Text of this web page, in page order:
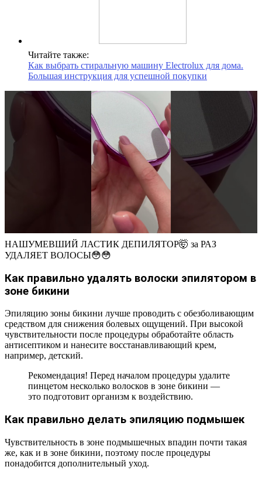
Читайте также:
Как выбрать стиральную машину Electrolux для дома.
Большая инструкция для успешной покупки
НАШУМЕВШИЙ ЛАСТИК ДЕПИЛЯТОР🤯 за РАЗ
УДАЛЯЕТ ВОЛОСЫ😳😳
Как правильно удалять волоски эпилятором в
зоне бикини
Эпиляцию зоны бикини лучше проводить с обезболивающим
средством для снижения болевых ощущений. При высокой
чувствительности после процедуры обработайте область
антисептиком и нанесите восстанавливающий крем,
например, детский.
Рекомендация! Перед началом процедуры удалите
пинцетом несколько волосков в зоне бикини —
это подготовит организм к воздействию.
Как правильно делать эпиляцию подмышек
Чувствительность в зоне подмышечных впадин почти такая
же, как и в зоне бикини, поэтому после процедуры
понадобится дополнительный уход.